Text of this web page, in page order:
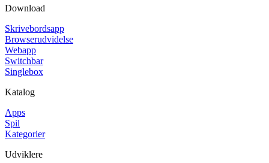
Download
Skrivebordsapp
Browserudvidelse
Webapp
Switchbar
Singlebox
Katalog
Apps
Spil
Kategorier
Udviklere